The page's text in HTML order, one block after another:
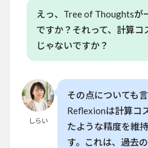
えっ、Tree of Thoughtsが
ですか？それって、計算コ
じゃないですか？
しらい
その点についても
Reflexionは計算コ
たような精度を維
す。これは、過去